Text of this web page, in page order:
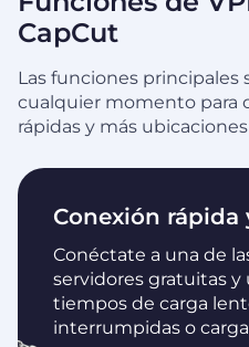
CapCut
Las funciones principales
cualquier momento para
rápidas y más
Conexión rápida
Conéctate a una de
servidores gratuitas y
tiempos de carga
interrumpidas o